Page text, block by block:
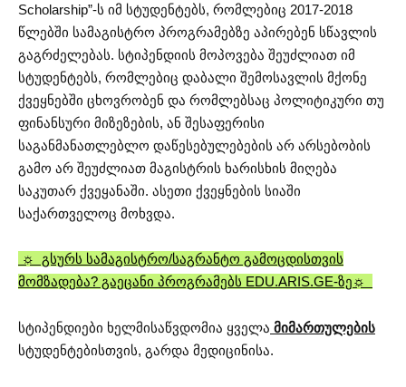
Scholarship”-ს იმ სტუდენტებს, რომლებიც 2017-2018
წლებში სამაგისტრო პროგრამებზე აპირებენ სწავლის
გაგრძელებას. სტიპენდიის მოპოვება შეუძლიათ იმ
სტუდენტებს, რომლებიც დაბალი შემოსავლის მქონე
ქვეყნებში ცხოვრობენ და რომლებსაც პოლიტიკური თუ
ფინანსური მიზეზების, ან შესაფერისი
საგანმანათლებლო დაწესებულებების არ არსებობის
გამო არ შეუძლიათ მაგისტრის ხარისხის მიღება
საკუთარ ქვეყანაში. ასეთი ქვეყნების სიაში
საქართველოც მოხვდა.
☼ გსურს სამაგისტრო/საგრანტო გამოცდისთვის
მომზადება? გაეცანი პროგრამებს EDU.ARIS.GE-ზე☼
სტიპენდიები ხელმისაწვდომია ყველა მიმართულების
სტუდენტებისთვის, გარდა მედიცინისა.